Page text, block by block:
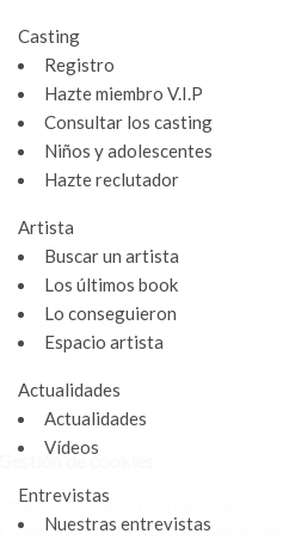
Casting
Registro
Hazte miembro V.I.P
Consultar los casting
Niños y adolescentes
Hazte reclutador
Artista
Buscar un artista
Los últimos book
Lo conseguieron
Espacio artista
Actualidades
Actualidades
Vídeos
Entrevistas
Nuestras entrevistas
Gestión de cookies
Utilizamos cookies para hacer
y mejorar el rendimiento y la